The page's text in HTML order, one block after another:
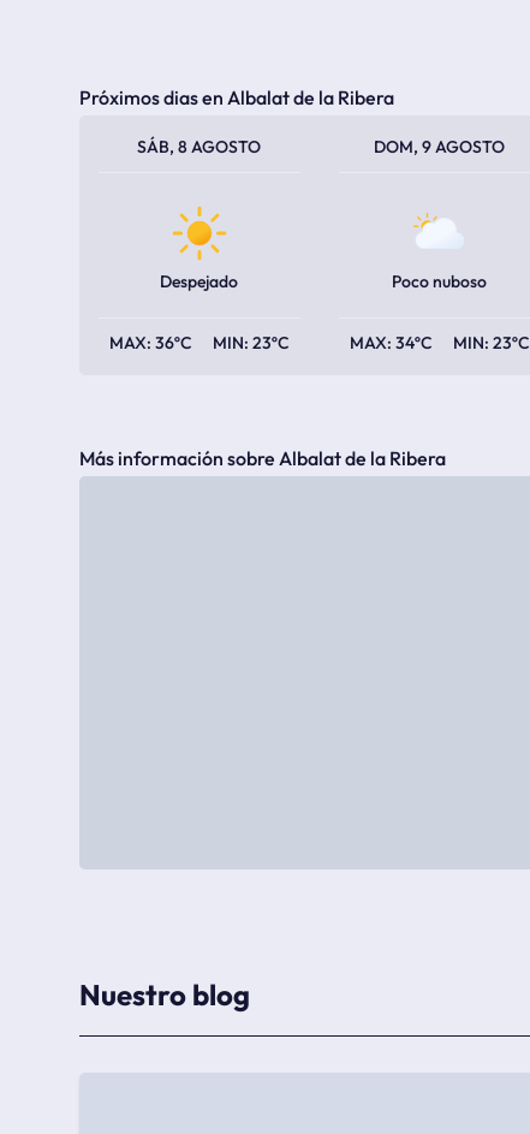
Próximos dias en Albalat de la Ribera
SÁB, 8 AGOSTO
Despejado
36ºC 23ºC
DOM, 9 AGOSTO
Poco nuboso
34ºC 23ºC
Más información sobre Albalat de la Ribera
Nuestro blog